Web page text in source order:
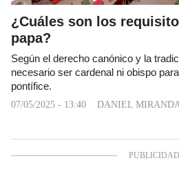
¿Cuáles son los
papa?
Según el derecho canónico y la
necesario ser cardenal ni obispo
pontífice.
07/05/2025 - 13:40 DANIEL